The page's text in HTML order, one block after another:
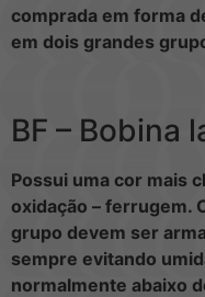
comprada em forma
em dois grandes
BF – Bobina
Possui uma cor mais
oxidação – ferrugem.
grupo devem ser
sempre evitando
normalmente abaixo